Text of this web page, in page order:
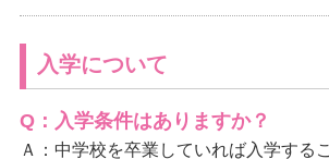
入学について
Q：入学条件はありますか？
Ａ：中学校を卒業していれば入学する